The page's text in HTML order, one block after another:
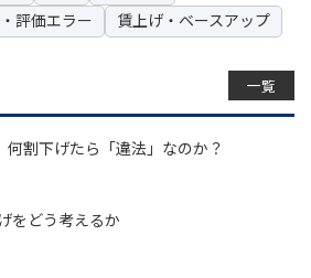
評価エラー
賃上げ・ベースアップ
一覧
何割下げたら「違法」なのか？
をどう考えるか